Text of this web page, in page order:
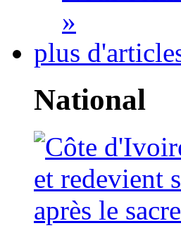
»
plus
National